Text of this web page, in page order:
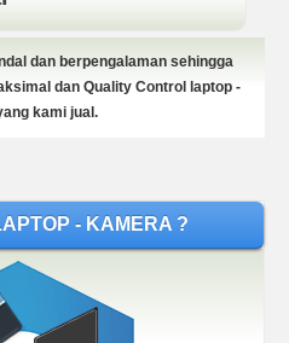
dan berpengalaman sehingga
dan Quality Control laptop -
kami jual.
- KAMERA ?